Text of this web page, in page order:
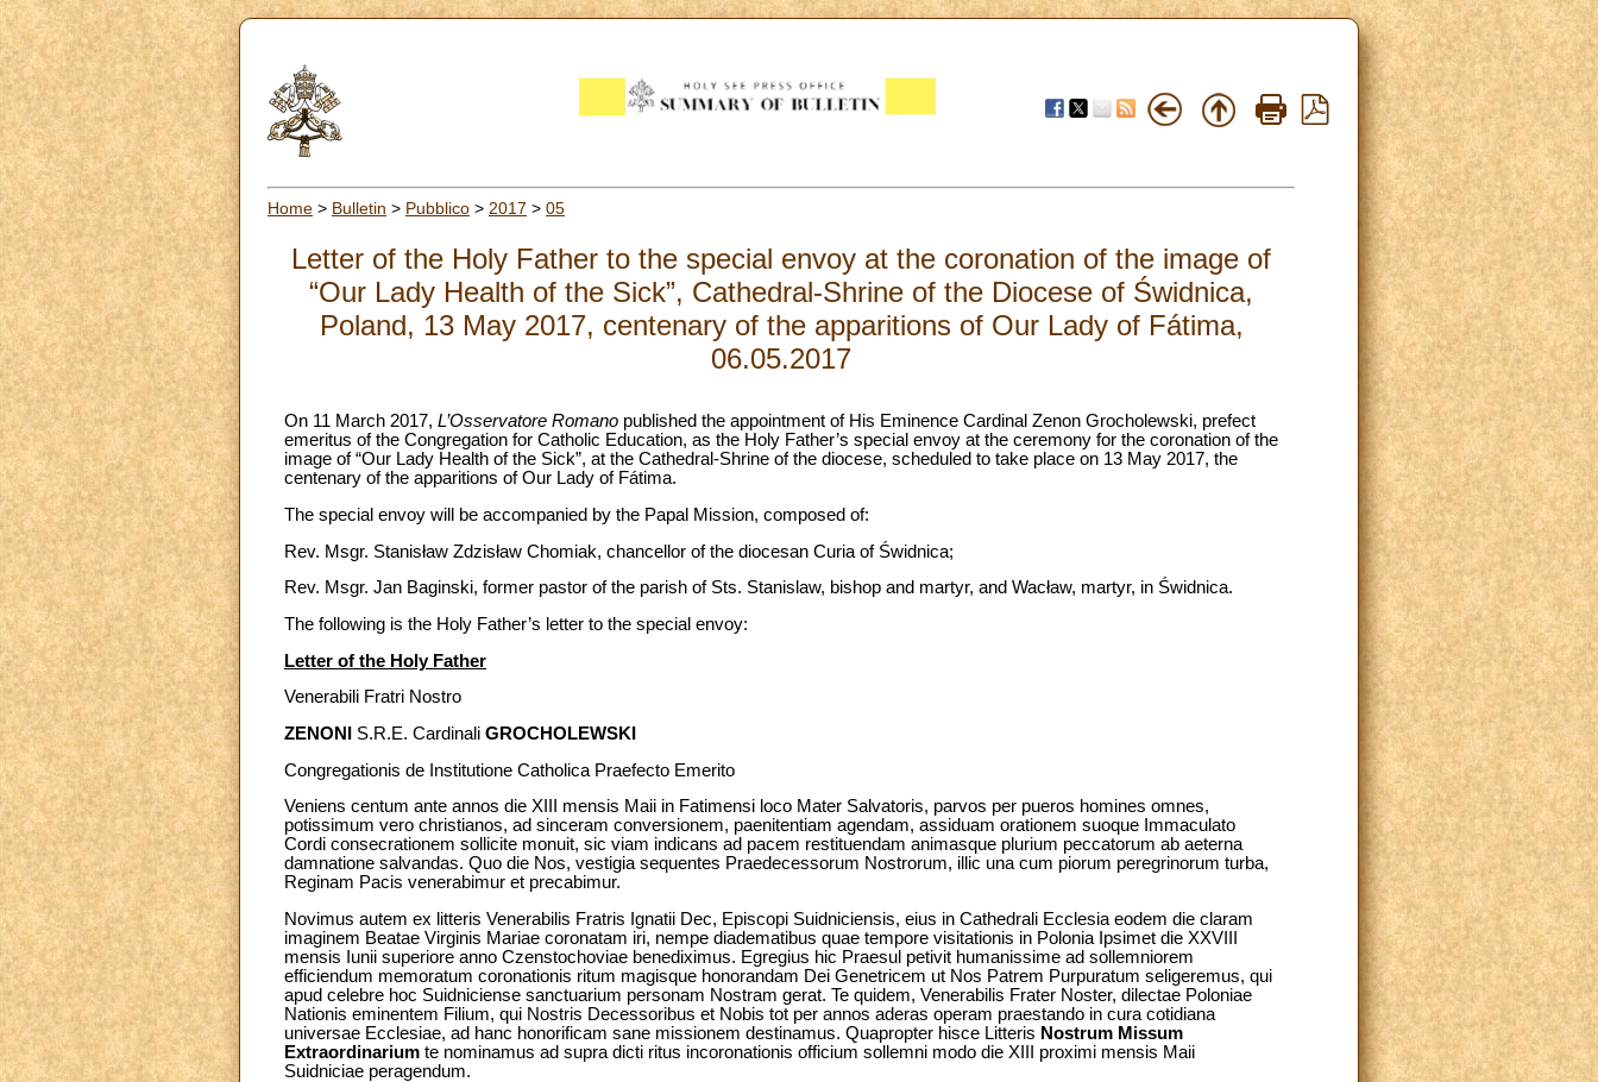
Home > Bulletin > Pubblico > 2017 > 05
Letter of the Holy Father to the special envoy at the coronation of the image of
“Our Lady Health of the Sick”, Cathedral-Shrine of the Diocese of Świdnica,
Poland, 13 May 2017, centenary of the apparitions of Our Lady of Fátima,
06.05.2017
On 11 March 2017, L’Osservatore Romano published the appointment of His Eminence Cardinal Zenon Grocholewski, prefect
emeritus of the Congregation for Catholic Education, as the Holy Father’s special envoy at the ceremony for the coronation of the
image of “Our Lady Health of the Sick”, at the Cathedral-Shrine of the diocese, scheduled to take place on 13 May 2017, the
centenary of the apparitions of Our Lady of Fátima.
The special envoy will be accompanied by the Papal Mission, composed of:
Rev. Msgr. Stanisław Zdzisław Chomiak, chancellor of the diocesan Curia of Świdnica;
Rev. Msgr. Jan Baginski, former pastor of the parish of Sts. Stanislaw, bishop and martyr, and Wacław, martyr, in Świdnica.
The following is the Holy Father’s letter to the special envoy:
Letter of the Holy Father
Venerabili Fratri Nostro
ZENONI
S.R.E. Cardinali GROCHOLEWSKI
Congregationis de Institutione Catholica Praefecto Emerito
Veniens centum ante annos die XIII mensis Maii in Fatimensi loco Mater Salvatoris, parvos per pueros homines omnes,
potissimum vero christianos, ad sinceram conversionem, paenitentiam agendam, assiduam orationem suoque Immaculato
Cordi consecrationem sollicite monuit, sic viam indicans ad pacem restituendam animasque plurium peccatorum ab aeterna
damnatione salvandas. Quo die Nos, vestigia sequentes Praedecessorum Nostrorum, illic una cum piorum peregrinorum turba,
Reginam Pacis venerabimur et precabimur.
Novimus autem ex litteris Venerabilis Fratris Ignatii Dec, Episcopi Suidniciensis, eius in Cathedrali Ecclesia eodem die claram
imaginem Beatae Virginis Mariae coronatam iri, nempe diadematibus quae tempore visitationis in Polonia Ipsimet die XXVIII
mensis Iunii superiore anno Czenstochoviae benediximus. Egregius hic Praesul petivit humanissime ad sollemniorem
efficiendum memoratum coronationis ritum magisque honorandam Dei Genetricem ut Nos Patrem Purpuratum seligeremus, qui
apud celebre hoc Suidniciense sanctuarium personam Nostram gerat. Te quidem, Venerabilis Frater Noster, dilectae Poloniae
Nationis eminentem Filium, qui Nostris Decessoribus et Nobis tot per annos aderas operam praestando in cura cotidiana
universae Ecclesiae, ad hanc honorificam sane missionem destinamus. Quapropter hisce Litteris Nostrum Missum
Extraordinarium te nominamus ad supra dicti ritus incoronationis officium sollemni modo die XIII proximi mensis Maii
Suidniciae peragendum.